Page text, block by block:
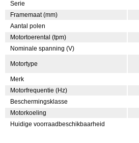
Serie
Framemaat (mm)
Aantal polen
Motortoerental (tpm)
Nominale spanning (V)
Motortype
Merk
Motorfrequentie (Hz)
Beschermingsklasse
Motorkoeling
Huidige voorraadbeschikbaarheid